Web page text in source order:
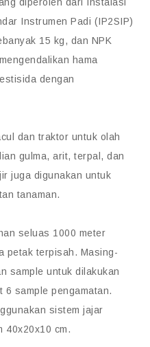
diperoleh dari Instalasi
Instrumen Padi (IP2SIP)
15 kg, dan NPK
hama
dengan
dan traktor untuk olah
gulma, arit, terpal, dan
juga digunakan untuk
tanaman.
seluas 1000 meter
petak terpisah. Masing-
sample untuk dilakukan
6 sample pengamatan.
sistem jajar
40x20x10 cm.